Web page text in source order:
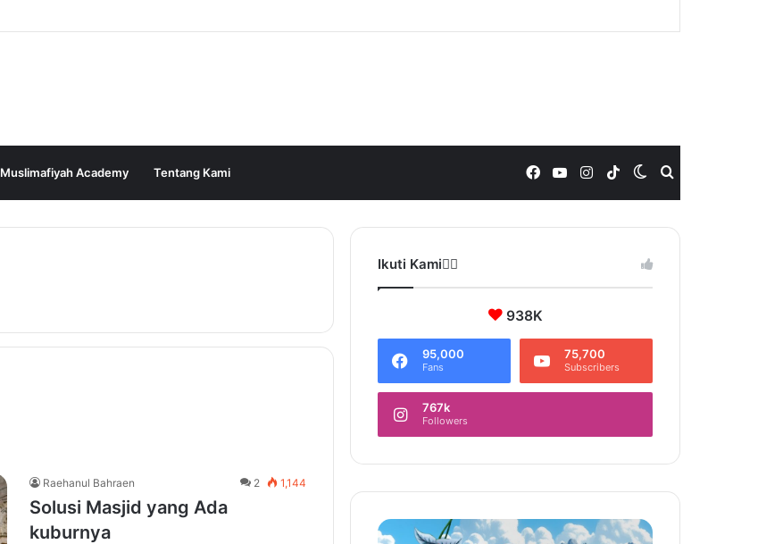
Muslimafiyah Academy Tentang Kami Switch
skin
TikTok
Instagram
YouTube
Facebook
Raehanul Bahraen 2 1,144
Solusi Masjid yang Ada
kuburnya
Ikuti Kami❤️‍🔥
938K
95,000
Fans
75,700
Subscribers
767k
Followers